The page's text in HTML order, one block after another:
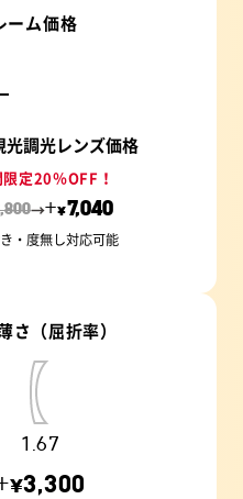
ーム価格
光調光レンズ価格
定20％OFF！
→+¥7,040
・度無し対応可能
さ（屈折率）
1.67